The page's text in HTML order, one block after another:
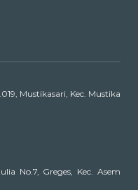
Mustikasari, Kec. Mustika
No.7, Greges, Kec. Asem